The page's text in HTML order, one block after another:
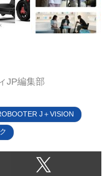
JP編集部
J＋VISION